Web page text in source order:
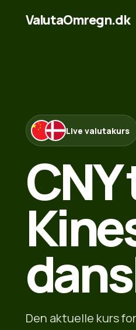
ValutaOmregn.dk
Live valutakurs
CNY
Den aktuelle kurs for